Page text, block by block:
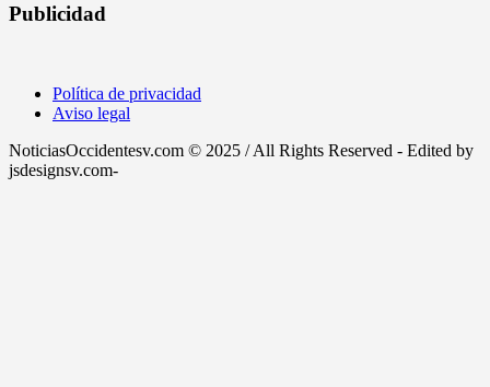
Publicidad
Política de privacidad
Aviso legal
NoticiasOccidentesv.com © 2025 / All Rights Reserved - Edited by
jsdesignsv.com-